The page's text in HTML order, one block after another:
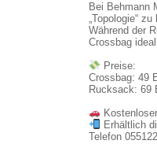
Bei Behmann
„Topologie“ zu
Während der
Crossbag
Preise:
Crossbag: 49
Rucksack: 69
Erhältlich
Telefon